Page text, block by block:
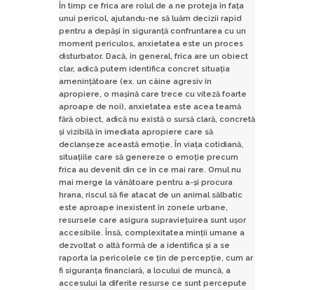
În timp ce frica are rolul de a ne proteja în fața
unui pericol, ajutandu-ne să luăm decizii rapid
pentru a depăși în siguranță confruntarea cu un
moment periculos, anxietatea este un proces
disturbator. Dacă, în general, frica are un obiect
clar, adică putem identifica concret situația
amenințătoare (ex. un câine agresiv în
apropiere, o mașină care trece cu viteză foarte
aproape de noi), anxietatea este acea teamă
fără obiect, adică nu există o sursă clară, concretă
și vizibilă în imediata apropiere care să
declanșeze această emoție. În viața cotidiană,
situațiile care să genereze o emoție precum
frica au devenit din ce în ce mai rare. Omul nu
mai merge la vânătoare pentru a-și procura
hrana, riscul să fie atacat de un animal sălbatic
este aproape inexistent în zonele urbane,
resursele care asigura supraviețuirea sunt ușor
accesibile. Însă, complexitatea minții umane a
dezvoltat o altă formă de a identifica și a se
raporta la pericolele ce țin de percepție, cum ar
fi siguranța financiară, a locului de muncă, a
accesului la diferite resurse ce sunt percepute